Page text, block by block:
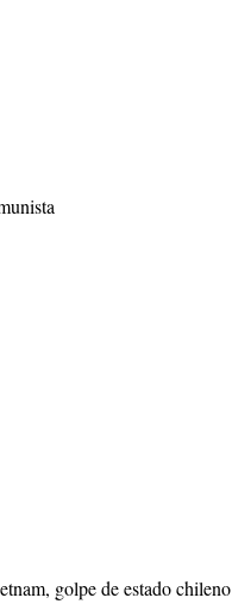
golpe de estado chileno